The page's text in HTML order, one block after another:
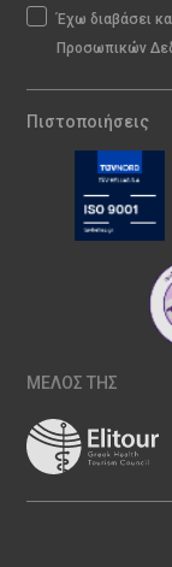
Έχω διαβάσει
Προσωπικών
Πιστοποιήσεις
ΜΕΛΟΣ ΤΗΣ